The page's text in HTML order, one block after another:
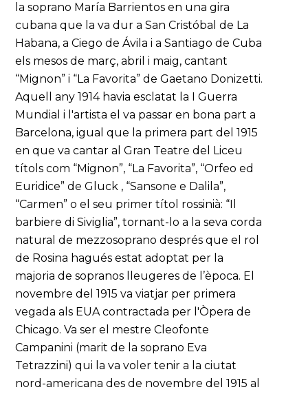
la soprano María Barrientos en una gira
cubana que la va dur a San Cristóbal de La
Habana, a Ciego de Ávila i a Santiago de Cuba
els mesos de març, abril i maig, cantant
“Mignon” i “La Favorita” de Gaetano Donizetti.
Aquell any 1914 havia esclatat la I Guerra
Mundial i l'artista el va passar en bona part a
Barcelona, igual que la primera part del 1915
en que va cantar al Gran Teatre del Liceu
títols com “Mignon”, “La Favorita”, “Orfeo ed
Euridice” de Gluck , “Sansone e Dalila”,
“Carmen” o el seu primer títol rossinià: “Il
barbiere di Siviglia”, tornant-lo a la seva corda
natural de mezzosoprano després que el rol
de Rosina hagués estat adoptat per la
majoria de sopranos lleugeres de l’època. El
novembre del 1915 va viatjar per primera
vegada als EUA contractada per l'Òpera de
Chicago. Va ser el mestre Cleofonte
Campanini (marit de la soprano Eva
Tetrazzini) qui la va voler tenir a la ciutat
nord-americana des de novembre del 1915 al